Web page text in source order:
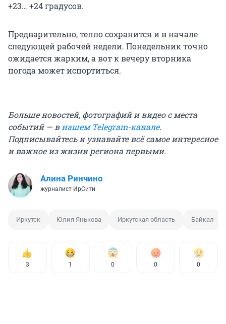
+23… +24 градусов.
Предварительно, тепло сохранится и в начале
следующей рабочей недели. Понедельник точно
ожидается жарким, а вот к вечеру вторника
погода может испортиться.
Больше новостей, фотографий и видео с места
событий — внашем Telegram-канале.
Подписывайтесь и узнавайте всё самое интересное
и важное из жизни региона первыми.
Алина Ринчино
журналист ИрСити
Иркутск Юлия Янькова Иркутская область Байкал
3 1 0 0 0